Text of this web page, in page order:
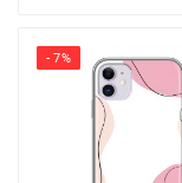
- 7%